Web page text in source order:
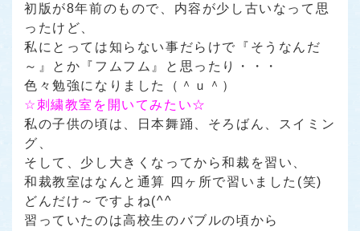
初版が8年前のもので、内容が少し古いなって思
ったけど、
私にとっては知らない事だらけで
『そうなんだ
～』
とか 『フムフム』
と思ったり・・・
色々勉強になりました（＾ｕ＾）
☆刺繍教室を開いてみたい☆
私の子供の頃は、日本舞踊、そろばん、スイミン
グ、
そして、少し大きくなってから和裁を習い、
和裁教室はなんと通算 四ヶ所で習いました(笑)
どんだけ～ ですよね(^^ゞ
習っていたのは高校生のバブルの頃から